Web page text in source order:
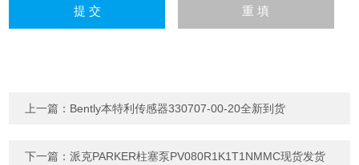
上一篇： Bently本特利传感器330707-00-20全新到货
下一篇：派克PARKER柱塞泵PV080R1K1T1NMMC现货发货